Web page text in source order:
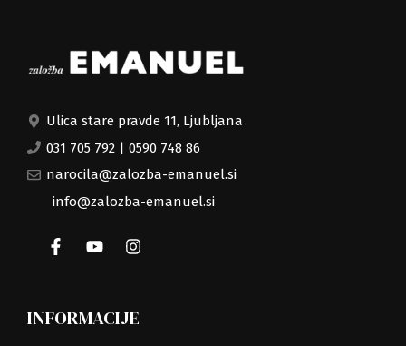
Ulica stare pravde 11, Ljubljana
031 705 792 | 0590 748 86
narocila@zalozba-emanuel.si
info@zalozba-emanuel.si
INFORMACIJE